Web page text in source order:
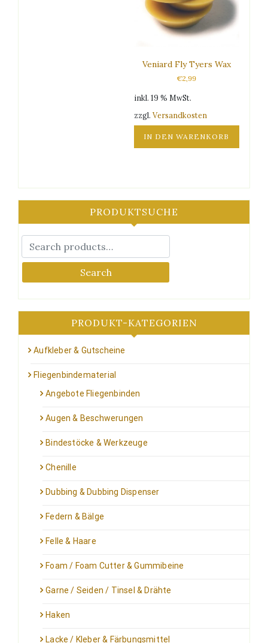
Veniard Fly Tyers Wax
€2,99
inkl. 19 % MwSt.
zzgl.Versandkosten
IN DEN WARENKORB
PRODUKTSUCHE
Search
PRODUKT-KATEGORIEN
Aufkleber & Gutscheine
Fliegenbindematerial
Angebote Fliegenbinden
Augen & Beschwerungen
Bindestöcke & Werkzeuge
Chenille
Dubbing & Dubbing Dispenser
Federn & Bälge
Felle & Haare
Foam / Foam Cutter & Gummibeine
Garne / Seiden / Tinsel & Drähte
Haken
Lacke / Kleber & Färbungsmittel